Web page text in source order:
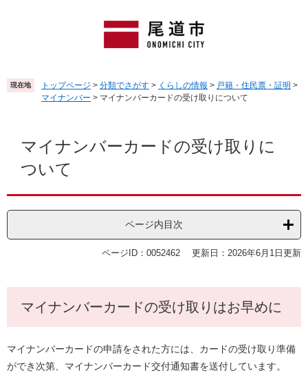
頭
で
飛
ば
現在地 トップページ > 分類でさがす > くらしの情報 > 戸籍・住民票・証明 >
マイナンバー > マイナンバーカードの受け取りについて
マイナンバーカードの受け取りに
ついて
ページ内目次
ページID：0052462 更新日：2026年6月1日更新
マイナンバーカードの受け取りはお早めに
マイナンバーカードの申請をされた方には、カードの受け取り準備
ができ次第、マイナンバーカード交付通知書を送付しています。